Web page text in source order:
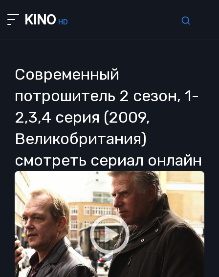
KINO HD
Современный
потрошитель 2 сезон, 1-
2,3,4 серия (2009,
Великобритания)
смотреть сериал онлайн